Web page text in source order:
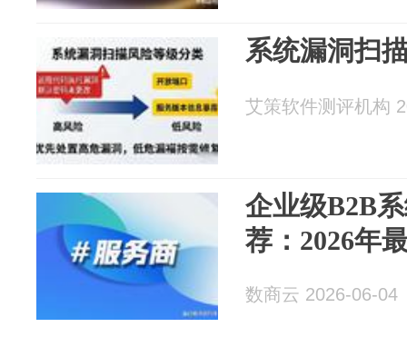
系统漏洞扫
艾策软件测评机构
企业级B2B
荐：2026年
数商云 2026-06-04